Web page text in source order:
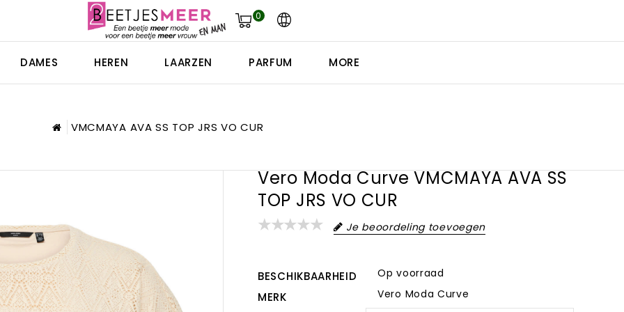
0
DAMES HEREN LAARZEN PARFUM MORE
VMCMAYA AVA SS TOP JRS VO CUR
Vero Moda Curve VMCMAYA AVA SS
TOP JRS VO CUR
Je beoordeling toevoegen
BESCHIKBAARHEID Op voorraad
MERK Vero Moda Curve